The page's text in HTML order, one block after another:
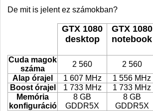
De mit is jelent ez számokban?
GTX 1080
desktop
GTX 1080
notebook
Cuda magok
száma
2 560 2 560
Alap órajel
1 607 MHz 1 556 MHz
Boost órajel
1 733 MHz 1 733 MHz
Memória
konfiguráció
8 GB
GDDR5X
8 GB
GDDR5X